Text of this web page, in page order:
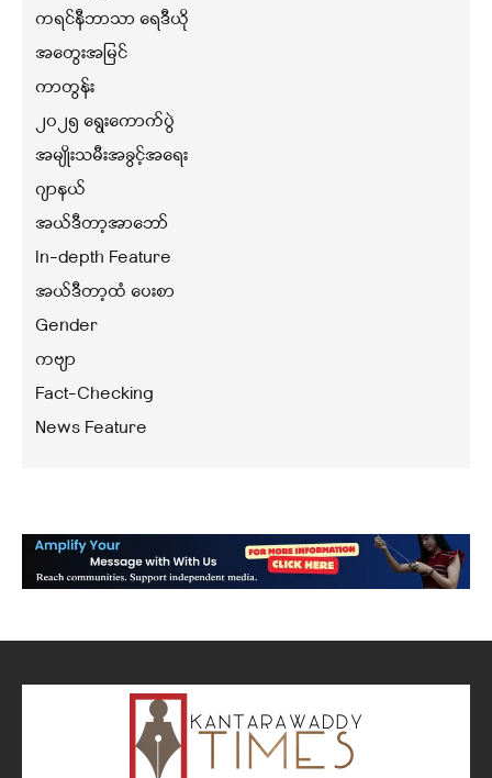
ကရင်နီဘာသာ ရေဒီယို
အတွေးအမြင်
ကာတွန်း
၂၀၂၅ ရွေးကောက်ပွဲ
အမျိုးသမီးအခွင့်အရေး
ဂျာနယ်
အယ်ဒီတာ့အာဘော်
In-depth Feature
အယ်ဒီတာ့ထံ ပေးစာ
Gender
ကဗျာ
Fact-Checking
News Feature